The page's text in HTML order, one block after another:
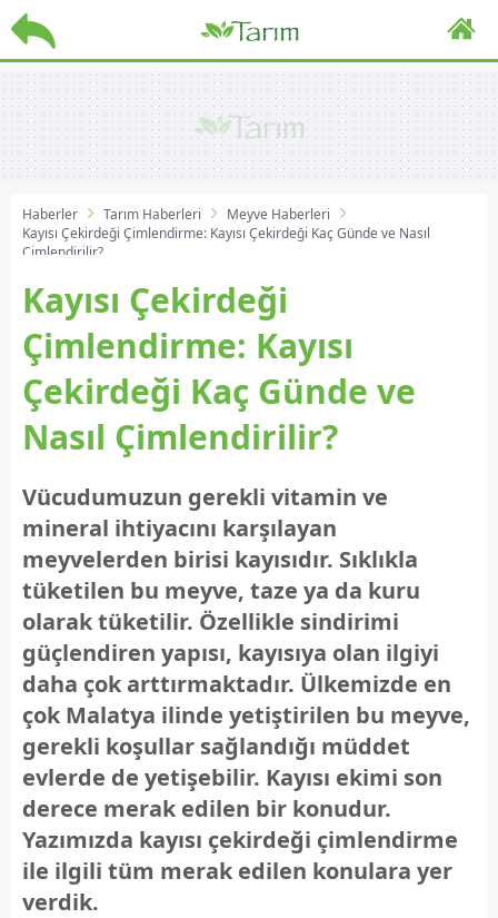
Haberler Tarım Haberleri
Meyve Haberleri
Kayısı Çekirdeği Çimlendirme: Kayısı Çekirdeği Kaç Günde ve Nasıl
Çimlendirilir?
Kayısı Çekirdeği
Çimlendirme: Kayısı
Çekirdeği Kaç Günde ve
Nasıl Çimlendirilir?
Vücudumuzun gerekli vitamin ve
mineral ihtiyacını karşılayan
meyvelerden birisi kayısıdır. Sıklıkla
tüketilen bu meyve, taze ya da kuru
olarak tüketilir. Özellikle sindirimi
güçlendiren yapısı, kayısıya olan ilgiyi
daha çok arttırmaktadır. Ülkemizde en
çok Malatya ilinde yetiştirilen bu meyve,
gerekli koşullar sağlandığı müddet
evlerde de yetişebilir. Kayısı ekimi son
derece merak edilen bir konudur.
Yazımızda kayısı çekirdeği çimlendirme
ile ilgili tüm merak edilen konulara yer
verdik.